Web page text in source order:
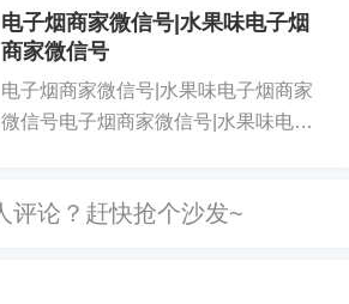
较好|电子烟烟弹哪个牌子比较好烟弹
哪个牌子比较好|电子烟烟弹哪个牌子
电子烟商家微信号|水果味电子烟
商家微信号
电子烟商家微信号|水果味电子烟商家
微信号电子烟商家微信号|水果味电子
号|水果味电子烟商家微信号电子烟商